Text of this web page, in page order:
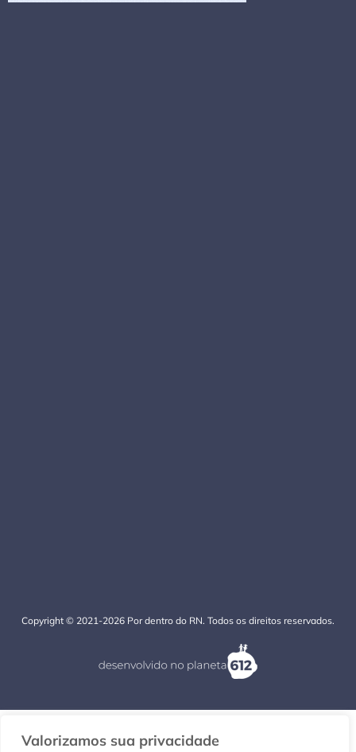
Valorizamos sua privacidade
Copyright © 2021-2026 Por dentro do RN. Todos os direitos reservados.